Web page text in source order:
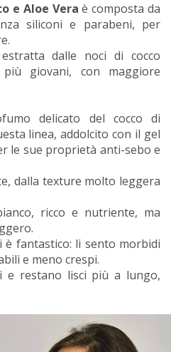
e Aloe Vera è composta da
siliconi e parabeni, per
dalle noci di cocco
giovani, con maggiore
delicato del cocco di
linea, addolcito con il gel
le sue proprietà anti-sebo e
dalla texture molto leggera
ricco e nutriente, ma
fantastico: li sento morbidi
e meno crespi.
e restano lisci più a lungo,